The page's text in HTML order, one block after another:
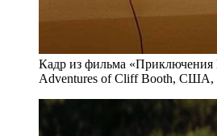
Кадр из фильма
Adventures of Cliff Booth, США,